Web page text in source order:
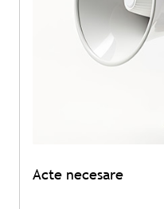
Acte necesare